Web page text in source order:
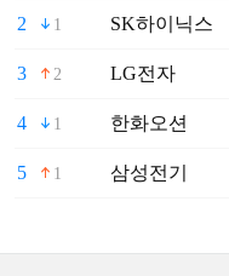
2 1 SK하이닉스
3 2 LG전자
4 1 한화오션
5 1 삼성전기